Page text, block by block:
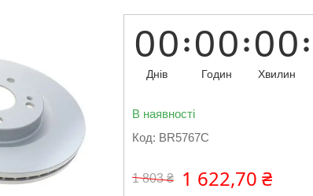
00
Днів
00
Годин
00
Хвилин
В наявності
Код: BR5767C
1 803 ₴ 1 622,70 ₴